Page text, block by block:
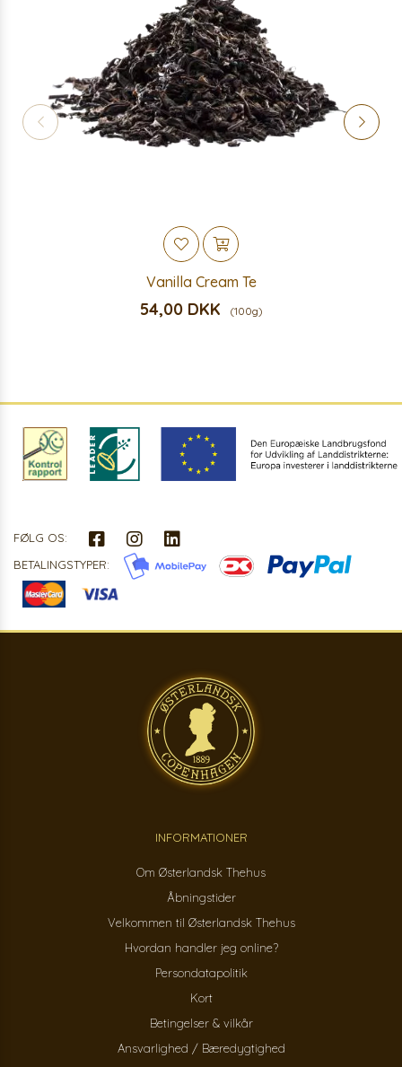
Vanilla Cream Te
54,00 DKK (100g)
FØLG OS:
BETALINGSTYPER:
INFORMATIONER
Om Østerlandsk Thehus
Åbningstider
Velkommen til Østerlandsk Thehus
Hvordan handler jeg online?
Persondatapolitik
Kort
Betingelser & vilkår
Ansvarlighed / Bæredygtighed